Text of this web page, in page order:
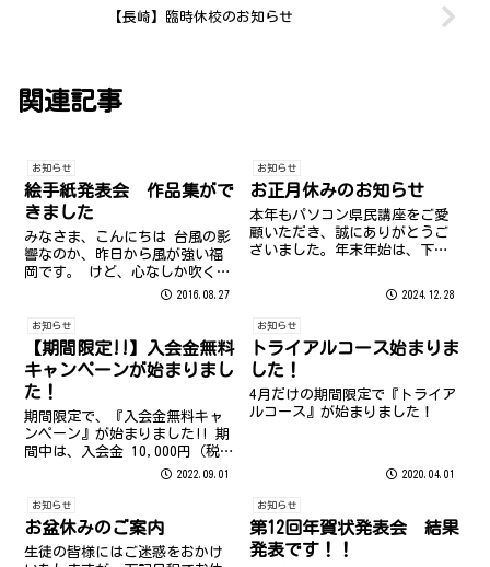
【長崎】臨時休校のお知らせ
関連記事
お知らせ
絵手紙発表会 作品集がで
きました
みなさま、こんにちは 台風の影
響なのか、昨日から風が強い福
岡です。 けど、心なしか吹く風
が少し涼しく感じます 今年は特
出ると日差しが辛いですね 早く
涼しい秋が来てほしい、、、そ
して美味しい秋刀魚が食べたい
西木戸で...
2016.08.27
お知らせ
お正月休みのお知らせ
本年もパソコン県民講座をご愛
顧いただき、誠にありがとうご
ざいました。年末年始は、下記
２９日（日）～ １月５日（日）
なお、1月6日は13時からの営業
となっております。 ※1月7日よ
り...
2024.12.28
お知らせ
【期間限定!!】入会金無料
キャンペーンが始まりまし
た！
期間限定で、『入会金無料キャ
ンペーン』が始まりました!! 期
間中は、入会金 10,000円（税
2022.09.01
お知らせ
トライアルコース始まりま
した！
4月だけの期間限定で『トライア
ルコース』が始まりました！
2020.04.01
お知らせ
お盆休みのご案内
生徒の皆様にはご迷惑をおかけ
お知らせ
第12回年賀状発表会 結果
発表です！！